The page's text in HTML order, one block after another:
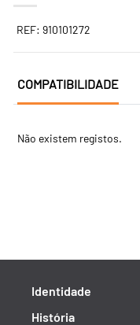
REF: 910101272
COMPATIBILIDADE
Não existem registos.
Identidade
História